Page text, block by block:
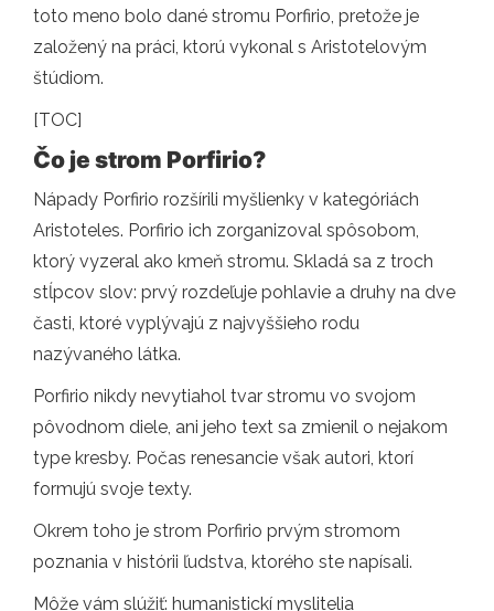
toto meno bolo dané stromu Porfirio, pretože je
založený na práci, ktorú vykonal s Aristotelovým
štúdiom.
[TOC]
Čo je strom Porfirio?
Nápady Porfirio rozšírili myšlienky v kategóriách
Aristoteles. Porfirio ich zorganizoval spôsobom,
ktorý vyzeral ako kmeň stromu. Skladá sa z troch
stĺpcov slov: prvý rozdeľuje pohlavie a druhy na dve
časti, ktoré vyplývajú z najvyššieho rodu
nazývaného látka.
Porfirio nikdy nevytiahol tvar stromu vo svojom
pôvodnom diele, ani jeho text sa zmienil o nejakom
type kresby. Počas renesancie však autori, ktorí
formujú svoje texty.
Okrem toho je strom Porfirio prvým stromom
poznania v histórii ľudstva, ktorého ste napísali.
Môže vám slúžiť: humanistickí myslitelia